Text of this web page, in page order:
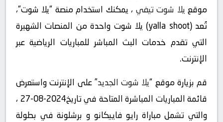
موقع يلا شوت تيفي ، يمكنك استخدام منصة “يلا شوت“،
تُعد (yalla shoot) يلا شوت واحدة من المنصات الشهيرة
التي تقدم خدمات البث المباشر للمباريات الرياضية عبر
الإنترنت.
قم بزيارة موقع “يلا شوت الجديد” على الإنترنت واستعرض
قائمة المباريات المباشرة المتاحة في تاريخ2024-08-27 ،
والتي تشمل مباراة رايو فاييكانو و برشلونة في بطولة